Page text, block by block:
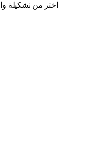
اختر من تشكيلة